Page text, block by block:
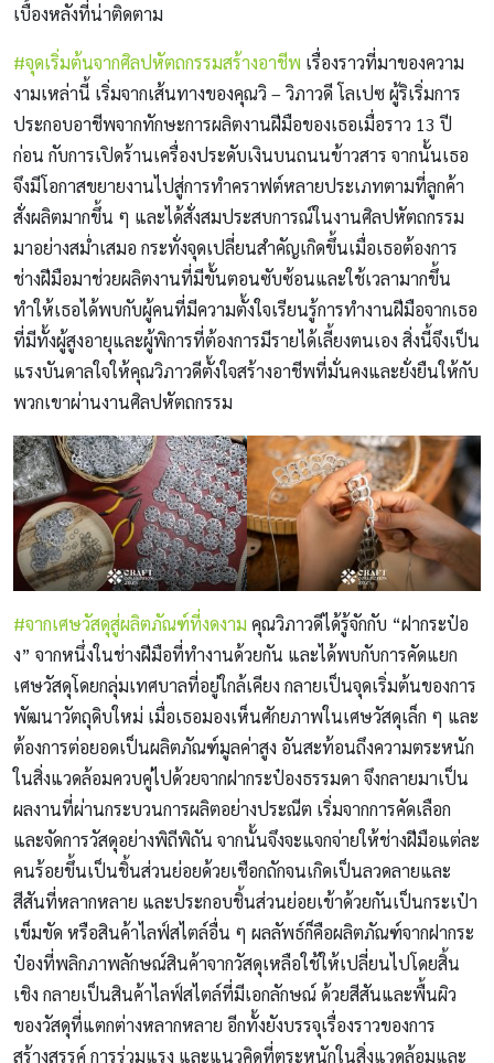
เบื้องหลังที่น่าติดตาม
#จุดเริ่มต้นจากศิลปหัตถกรรมสร้างอาชีพ เรื่องราวที่มาของความ
งามเหล่านี้ เริ่มจากเส้นทางของคุณวิ – วิภาวดี โลเปซ ผู้ริเริ่มการ
ประกอบอาชีพจากทักษะการผลิตงานฝีมือของเธอเมื่อราว 13 ปี
ก่อน กับการเปิดร้านเครื่องประดับเงินบนถนนข้าวสาร จากนั้นเธอ
จึงมีโอกาสขยายงานไปสู่การทำคราฟต์หลายประเภทตามที่ลูกค้า
สั่งผลิตมากขึ้น ๆ และได้สั่งสมประสบการณ์ในงานศิลปหัตถกรรม
มาอย่างสม่ำเสมอ กระทั่งจุดเปลี่ยนสำคัญเกิดขึ้นเมื่อเธอต้องการ
ช่างฝีมือมาช่วยผลิตงานที่มีขั้นตอนซับซ้อนและใช้เวลามากขึ้น
ทำให้เธอได้พบกับผู้คนที่มีความตั้งใจเรียนรู้การทำงานฝีมือจากเธอ
ที่มีทั้งผู้สูงอายุและผู้พิการที่ต้องการมีรายได้เลี้ยงตนเอง สิ่งนี้จึงเป็น
แรงบันดาลใจให้คุณวิภาวดีตั้งใจสร้างอาชีพที่มั่นคงและยั่งยืนให้กับ
พวกเขาผ่านงานศิลปหัตถกรรม
#จากเศษวัสดุสู่ผลิตภัณฑ์ที่งดงาม คุณวิภาวดีได้รู้จักกับ “ฝากระป๋อ
ง” จากหนึ่งในช่างฝีมือที่ทำงานด้วยกัน และได้พบกับการคัดแยก
เศษวัสดุโดยกลุ่มเทศบาลที่อยู่ใกล้เคียง กลายเป็นจุดเริ่มต้นของการ
พัฒนาวัตถุดิบใหม่ เมื่อเธอมองเห็นศักยภาพในเศษวัสดุเล็ก ๆ และ
ต้องการต่อยอดเป็นผลิตภัณฑ์มูลค่าสูง อันสะท้อนถึงความตระหนัก
ในสิ่งแวดล้อมควบคู่ไปด้วยจากฝากระป๋องธรรมดา จึงกลายมาเป็น
ผลงานที่ผ่านกระบวนการผลิตอย่างประณีต เริ่มจากการคัดเลือก
และจัดการวัสดุอย่างพิถีพิถัน จากนั้นจึงจะแจกจ่ายให้ช่างฝีมือแต่ละ
คนร้อยขึ้นเป็นชิ้นส่วนย่อยด้วยเชือกถักจนเกิดเป็นลวดลายและ
สีสันที่หลากหลาย และประกอบชิ้นส่วนย่อยเข้าด้วยกันเป็นกระเป๋า
เข็มขัด หรือสินค้าไลฟ์สไตล์อื่น ๆ ผลลัพธ์ก็คือผลิตภัณฑ์จากฝากระ
ป๋องที่พลิกภาพลักษณ์สินค้าจากวัสดุเหลือใช้ให้เปลี่ยนไปโดยสิ้น
เชิง กลายเป็นสินค้าไลฟ์สไตล์ที่มีเอกลักษณ์ ด้วยสีสันและพื้นผิว
ของวัสดุที่แตกต่างหลากหลาย อีกทั้งยังบรรจุเรื่องราวของการ
สร้างสรรค์ การร่วมแรง และแนวคิดที่ตระหนักในสิ่งแวดล้อมและ